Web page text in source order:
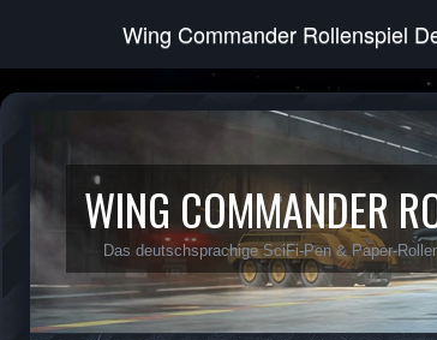
Wing Commander Rollenspiel
WING COMMANDER
Das deutschsprachige SciFi-Pen & Paper-